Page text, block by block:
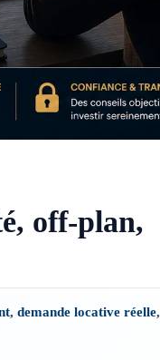
off-plan,
, demande locative réelle,